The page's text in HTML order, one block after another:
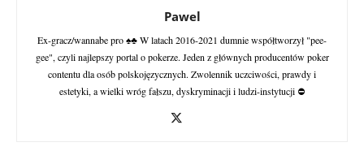
Pawel
Ex-gracz/wannabe pro ♠♣ W latach 2016-2021 dumnie współtworzył "pee-
gee", czyli najlepszy portal o pokerze. Jeden z głównych producentów poker
contentu dla osób polskojęzycznych. Zwolennik uczciwości, prawdy i
estetyki, a wielki wróg fałszu, dyskryminacji i ludzi-instytucji ⛔